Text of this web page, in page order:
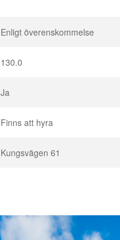
Enligt överenskommelse
130.0
Ja
Finns att hyra
Kungsvägen 61